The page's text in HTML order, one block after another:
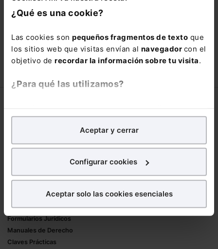
¿Qué es una cookie?
Las cookies son pequeños fragmentos de texto que
los sitios web que visitas envían al navegador con el
objetivo de recordar la información sobre tu visita.
¿Para qué las utilizamos?
analíticospara tratar demejorar tu experienciaen
nuestra página web. También con fines publicitarios,
para poder mostrarte publicidad y contenidos de tu
¿Qué puedes hacer?
experiencia en la web sea óptima
todas las cookies excepto aquellas imprescindibles.
Aceptar y cerrar
Configurar cookies
Aceptar solo las cookies esenciales
está oportunidad y adquiere tu acceso
con un25% de descuento
110,00€ 66,00€
COMPRAR
Trabaja con nosotros
Mementos
Formularios Jurídicos
Manuales de Derecho
Claves Prácticas